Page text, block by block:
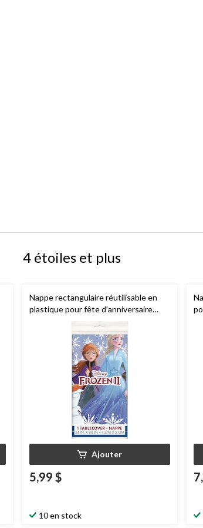
4 étoiles et plus
Nappe rectangulaire réutilisable en
plastique pour fête d'anniversaire
Disney La Reine des neiges, bleu, 54 x
Ajouter
5,99 $
10 en stock
po